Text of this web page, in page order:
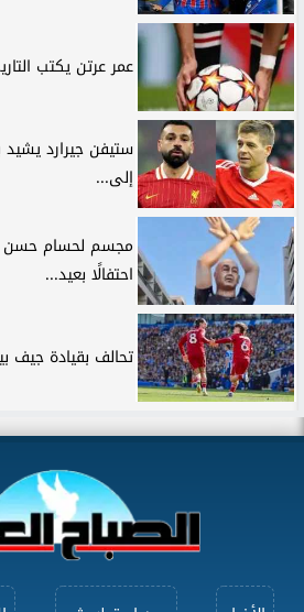
عمر عرتن يكتب
ستيفن جيرارد يشيد
إلى...
مجسم لحسام حسن
احتفالًا بعيد...
تحالف بقيادة جيف